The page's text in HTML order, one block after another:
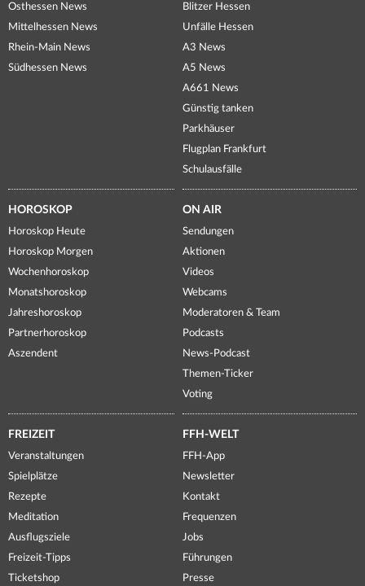
Osthessen News
Mittelhessen News
Rhein-Main News
Südhessen News
Blitzer Hessen
Unfälle Hessen
A3 News
A5 News
A661 News
Günstig tanken
Parkhäuser
Flugplan Frankfurt
Schulausfälle
HOROSKOP
Horoskop Heute
Horoskop Morgen
Wochenhoroskop
Monatshoroskop
Jahreshoroskop
Partnerhoroskop
Aszendent
ON AIR
Sendungen
Aktionen
Videos
Webcams
Moderatoren & Team
Podcasts
News-Podcast
Themen-Ticker
Voting
FREIZEIT
Veranstaltungen
Spielplätze
Rezepte
Meditation
Ausflugsziele
Freizeit-Tipps
Ticketshop
FFH-WELT
FFH-App
Newsletter
Kontakt
Frequenzen
Jobs
Führungen
Presse